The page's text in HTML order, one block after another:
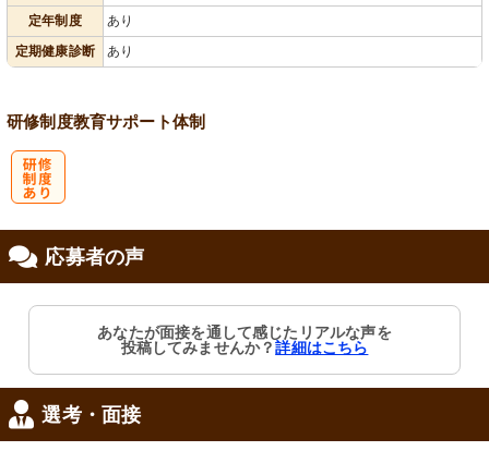
定年制度
あり
定期健康診断
あり
研修制度教育サポート体制
応募者の声
あなたが面接を通して感じたリアルな声を
投稿してみませんか？詳細はこちら
選考・面接